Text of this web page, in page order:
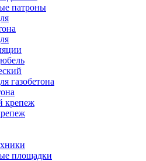
патроны
газобетона
площадки